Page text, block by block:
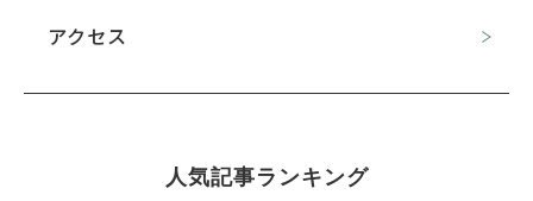
アクセス
人気記事ランキング